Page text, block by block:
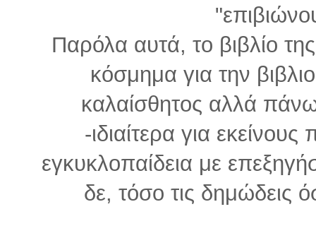
Παρόλα αυτά, το βιβλίο
κόσμημα για την
καλαίσθητος αλλά
-ιδιαίτερα για
εγκυκλοπαίδεια με
δε, τόσο τις δημώδεις